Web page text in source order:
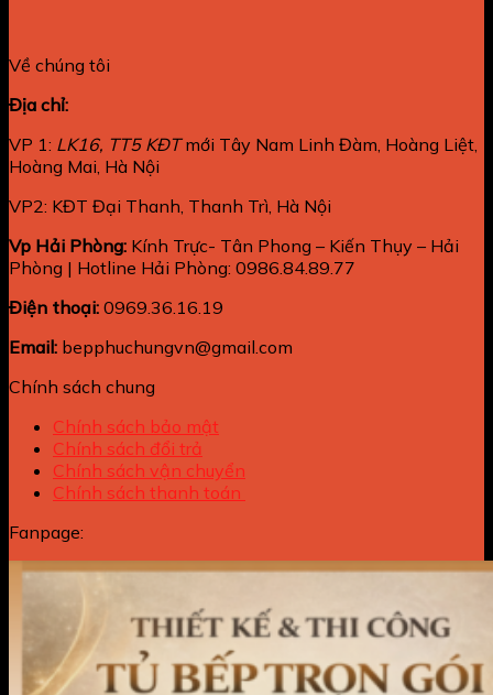
Về chúng tôi
Địa chỉ:
VP 1: LK16, TT5 KĐTmới Tây Nam Linh Đàm, Hoàng Liệt,
Hoàng Mai, Hà Nội
VP2: KĐT Đại Thanh, Thanh Trì, Hà Nội
Vp Hải Phòng: Kính Trực- Tân Phong – Kiến Thụy – Hải
Phòng | Hotline Hải Phòng: 0986.84.89.77
Điện thoại: 0969.36.16.19
Email: bepphuchungvn@gmail.com
Chính sách chung
Chính sách bảo mật
Chính sách đổi trả
Chính sách vận chuyển
Chính sách thanh toán
Fanpage: